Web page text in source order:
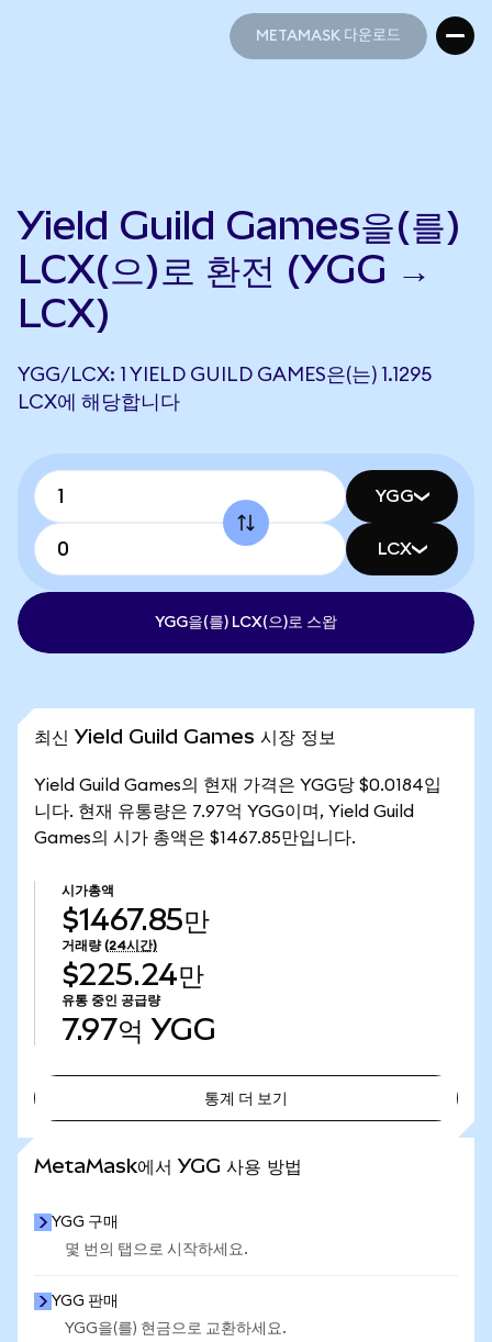
METAMASK 다운로드
Yield Guild Games을(를)
LCX(으)로 환전 (YGG →
LCX)
YGG/LCX: 1 YIELD GUILD GAMES은(는) 1.1295
LCX에 해당합니다
YGG
LCX
YGG을(를) LCX(으)로 스왑
최신 Yield Guild Games 시장 정보
Yield Guild Games의 현재 가격은 YGG당 $0.0184입
니다. 현재 유통량은 7.97억 YGG이며, Yield Guild
Games의 시가 총액은 $1467.85만입니다.
시가총액
$1467.85만
거래량 (24시간)
$225.24만
유통 중인 공급량
7.97억 YGG
통계 더 보기
MetaMask에서 YGG 사용 방법
YGG 구매
몇 번의 탭으로 시작하세요.
YGG 판매
YGG을(를) 현금으로 교환하세요.